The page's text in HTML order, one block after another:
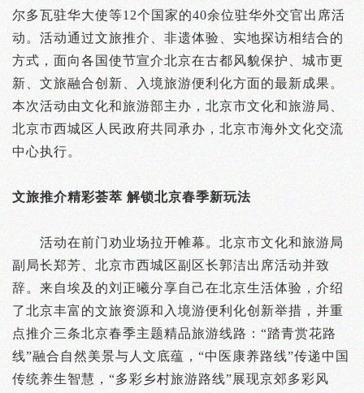
尔多瓦驻华大使等12个国家的40余位驻华外交官出席活
动。活动通过文旅推介、非遗体验、实地探访相结合的
方式，面向各国使节宣介北京在古都风貌保护、城市更
新、文旅融合创新、入境旅游便利化方面的最新成果。
本次活动由文化和旅游部主办，北京市文化和旅游局、
北京市西城区人民政府共同承办，北京市海外文化交流
中心执行。
文旅推介精彩荟萃 解锁北京春季新玩法
活动在前门劝业场拉开帷幕。北京市文化和旅游局
副局长郑芳、北京市西城区副区长郭洁出席活动并致
辞。来自埃及的刘正曦分享自己在北京生活体验，介绍
了北京丰富的文旅资源和入境游便利化创新举措，并重
点推介三条北京春季主题精品旅游线路：“踏青赏花路
线”融合自然美景与人文底蕴，“中医康养路线”传递中国
传统养生智慧，“多彩乡村旅游路线”展现京郊多彩风